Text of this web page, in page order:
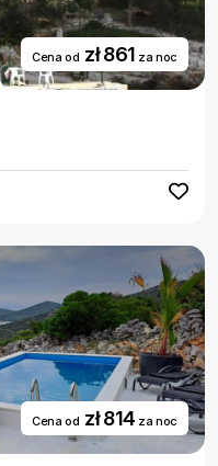
Cena od zł 861 za noc
Cena od zł 814 za noc